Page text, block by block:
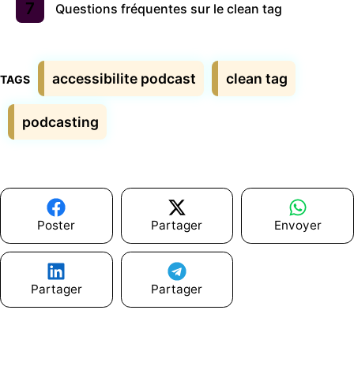
Questions fréquentes sur le clean tag
Étiquettes
accessibilite podcast clean tag
podcasting
Poster Partager Envoyer
Partager Partager